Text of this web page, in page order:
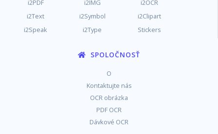
i2PDF i2IMG
i2OCR
i2Text
i2Symbol
i2Clipart
i2Speak
i2Type Stickers
SPOLOČNOSŤ
O
Kontaktujte nás
OCR obrázka
PDF OCR
Dávkové OCR